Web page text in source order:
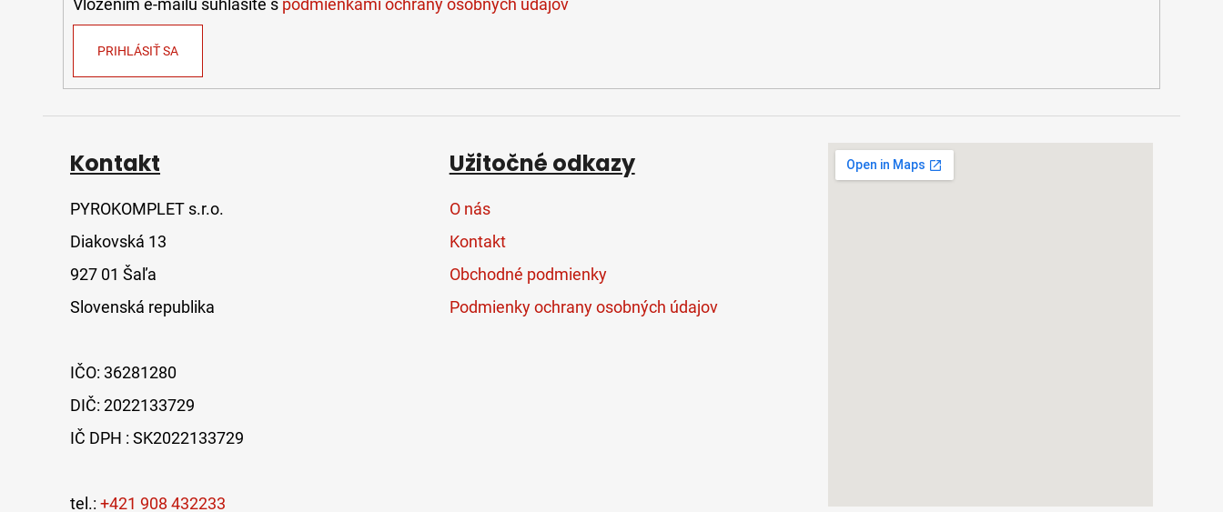
Vložením e-mailu súhlasíte s podmienkami ochrany osobných údajov
PRIHLÁSIŤ SA
Kontakt
PYROKOMPLET s.r.o.
Diakovská 13
927 01 Šaľa
Slovenská republika
IČO: 36281280
DIČ: 2022133729
IČ DPH : SK2022133729
tel.:+421 908 432233
Užitočné odkazy
O nás
Kontakt
Obchodné podmienky
Podmienky ochrany osobných údajov